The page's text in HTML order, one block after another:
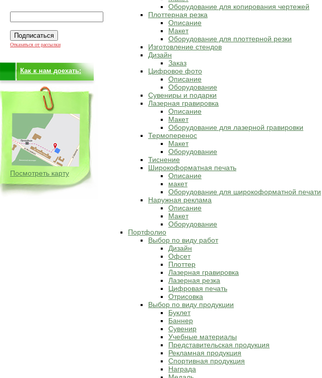
Отказаться от рассылки
Как к нам доехать:
Посмотреть карту
Оборудование для копирования чертежей
Плоттерная резка
Описание
Макет
Оборудование для плоттерной резки
Изготовление стендов
Дизайн
Заказ
Цифровое фото
Описание
Оборудование
Сувениры и подарки
Лазерная гравировка
Описание
Макет
Оборудование для лазерной гравировки
Термоперенос
Макет
Оборудование
Тиснение
Широкоформатная печать
Описание
макет
Оборудование для широкоформатной печати
Наружная реклама
Описание
Макет
Оборудование
Портфолио
Выбор по виду работ
Дизайн
Офсет
Плоттер
Лазерная гравировка
Лазерная резка
Цифровая печать
Отрисовка
Выбор по виду продукции
Буклет
Баннер
Сувенир
Учебные материалы
Представительская продукция
Рекламная продукция
Спортивная продукция
Награда